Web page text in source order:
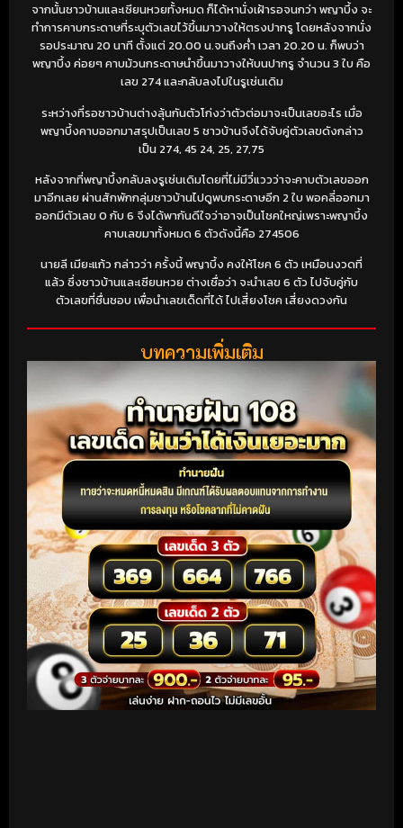
จากนั้นชาวบ้านและเซียนหวยทั้งหมด ก็ได้หานั่งเฝ้ารอจนกว่า พญาบึ้ง จะ
ทำการคาบกระดาษที่ระบุตัวเลขไว้ขึ้นมาวางให้ตรงปากรู โดยหลังจากนั่ง
รอประมาณ 20 นาที ตั้งแต่ 20.00 น.จนถึงค่ำ เวลา 20.20 น. ก็พบว่า
พญาบึ้ง ค่อยๆ คาบม้วนกระดาษนำขึ้นมาวางให้บนปากรู จำนวน 3 ใบ คือ
เลข 274 และกลับลงไปในรูเช่นเดิม
ระหว่างที่รอชาวบ้านต่างลุ้นกันตัวโก่งว่าตัวต่อมาจะเป็นเลขอะไร เมื่อ
พญาบึ้งคาบออกมาสรุปเป็นเลข 5 ชาวบ้านจึงได้จับคู่ตัวเลขดังกล่าว
เป็น 274, 45 24, 25, 27,75
หลังจากที่พญาบึ้งกลับลงรูเช่นเดิมโดยที่ไม่มีวี่แววว่าจะคาบตัวเลขออก
มาอีกเลย ผ่านสักพักกลุ่มชาวบ้านไปดูพบกระดาษอีก 2 ใบ พอคลี่ออกมา
ออกมีตัวเลข 0 กับ 6 จึงได้พากันดีใจว่าอาจเป็นโชคใหญ่เพราะพญาบึ้ง
คาบเลขมาทั้งหมด 6 ตัวดังนี้คือ 274506
นายลี เมียะแก้ว กล่าวว่า ครั้งนี้ พญาบึ้ง คงให้โชค 6 ตัว เหมือนงวดที่
แล้ว ซึ่งชาวบ้านและเซียนหวย ต่างเชื่อว่า จะนำเลข 6 ตัว ไปจับคู่กับ
ตัวเลขที่ชื่นชอบ เพื่อนำเลขเด็ดที่ได้ ไปเสี่ยงโชค เสี่ยงดวงกัน
บทความเพิ่มเติม